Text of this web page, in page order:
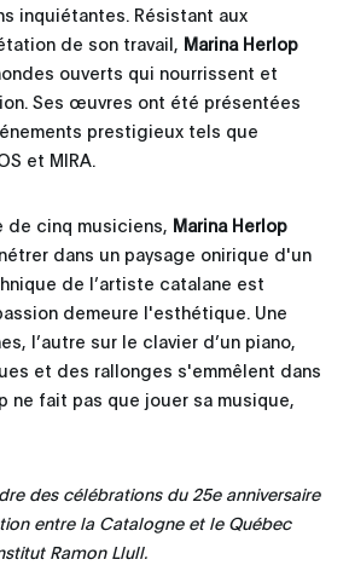
inquiétantes. Résistant aux
de son travail, Marina Herlop
ouverts qui nourrissent et
Ses œuvres ont été présentées
prestigieux tels que
et MIRA.
cinq musiciens, Marina Herlop
dans un paysage onirique d'un
de l’artiste catalane est
demeure l'esthétique. Une
l’autre sur le clavier d’un piano,
et des rallonges s'emmêlent dans
ne fait pas que jouer sa musique,
des célébrations du 25e anniversaire
entre la Catalogne et le Québec
Ramon Llull.